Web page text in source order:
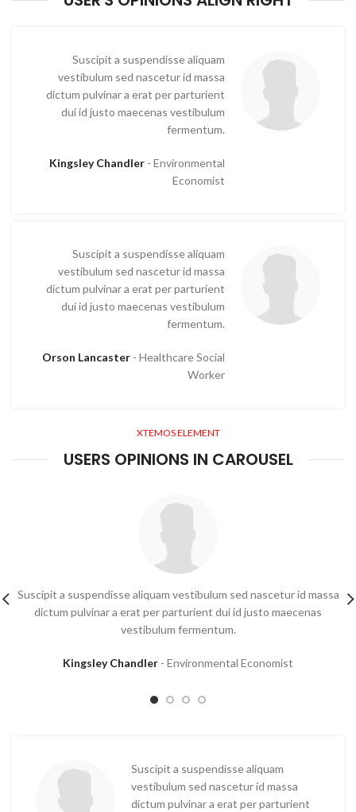
Suscipit a suspendisse aliquam
vestibulum sed nascetur id massa
dictum pulvinar a erat per parturient
dui id justo maecenas vestibulum
fermentum.
Kingsley Chandler
Environmental
Economist
Suscipit a suspendisse aliquam
vestibulum sed nascetur id massa
dictum pulvinar a erat per parturient
dui id justo maecenas vestibulum
fermentum.
Orson Lancaster
Healthcare Social
Worker
XTEMOS ELEMENT
USERS OPINIONS IN CAROUSEL
Suscipit a suspendisse aliquam vestibulum sed nascetur id massa
dictum pulvinar a erat per parturient dui id justo maecenas
vestibulum fermentum.
Kingsley Chandler Environmental Economist
Suscipit a suspendisse aliquam
vestibulum sed nascetur id massa
dictum pulvinar a erat per parturient